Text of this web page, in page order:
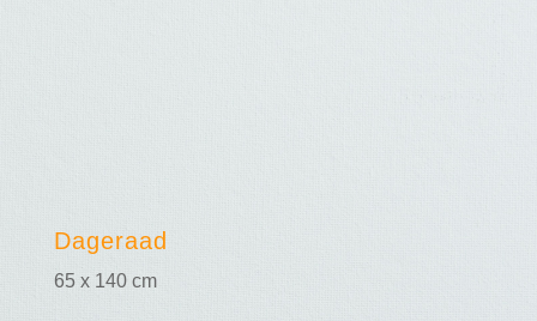
Dageraad
65 x 140 cm